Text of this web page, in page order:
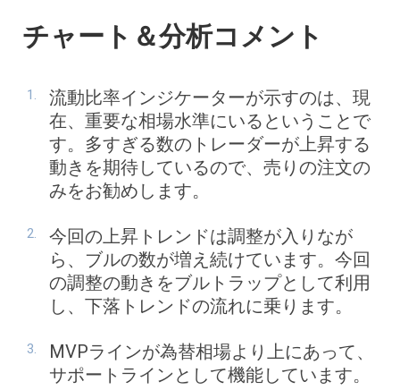
チャート＆分析コメント
流動比率インジケーターが示すのは、現
在、重要な相場水準にいるということで
す。多すぎる数のトレーダーが上昇する
動きを期待しているので、売りの注文の
みをお勧めします。
今回の上昇トレンドは調整が入りなが
ら、ブルの数が増え続けています。今回
の調整の動きをブルトラップとして利用
し、下落トレンドの流れに乗ります。
MVPラインが為替相場より上にあって、
サポートラインとして機能しています。